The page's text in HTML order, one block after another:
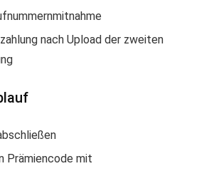
nach Upload der zweiten
Prämiencode mit